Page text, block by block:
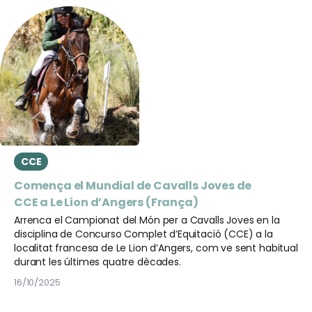
CCE
Comença el Mundial de Cavalls Joves de
CCE a Le Lion d’Angers (França)
Arrenca el Campionat del Món per a Cavalls Joves en la
disciplina de Concurso Complet d’Equitació (CCE) a la
localitat francesa de Le Lion d’Angers, com ve sent habitual
durant les últimes quatre dècades.
16/10/2025